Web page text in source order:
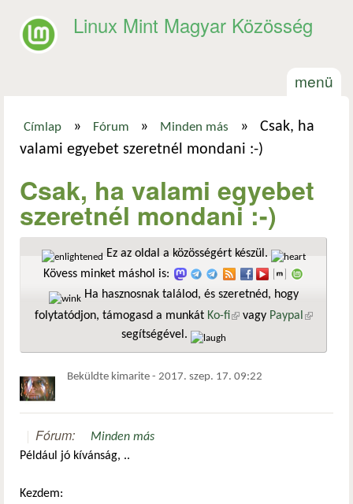
Linux Mint Magyar Közösség
menü
Jelenlegi hely
Címlap » Fórum » Minden más »
Csak, ha
valami egyebet szeretnél mondani :-)
Csak, ha valami egyebet
szeretnél mondani :-)
Ez az oldal a közösségért készül.
Kövess minket máshol is:
Ha hasznosnak találod, és szeretnéd, hogy
folytatódjon, támogasd a munkát Ko-fi(külső hivatkozás)
vagy Paypal
segítségével.
Beküldte kimarite - 2017. szep. 17. 09:22
Fórum:
Minden más
Például jó kívánság, ..
Kezdem: